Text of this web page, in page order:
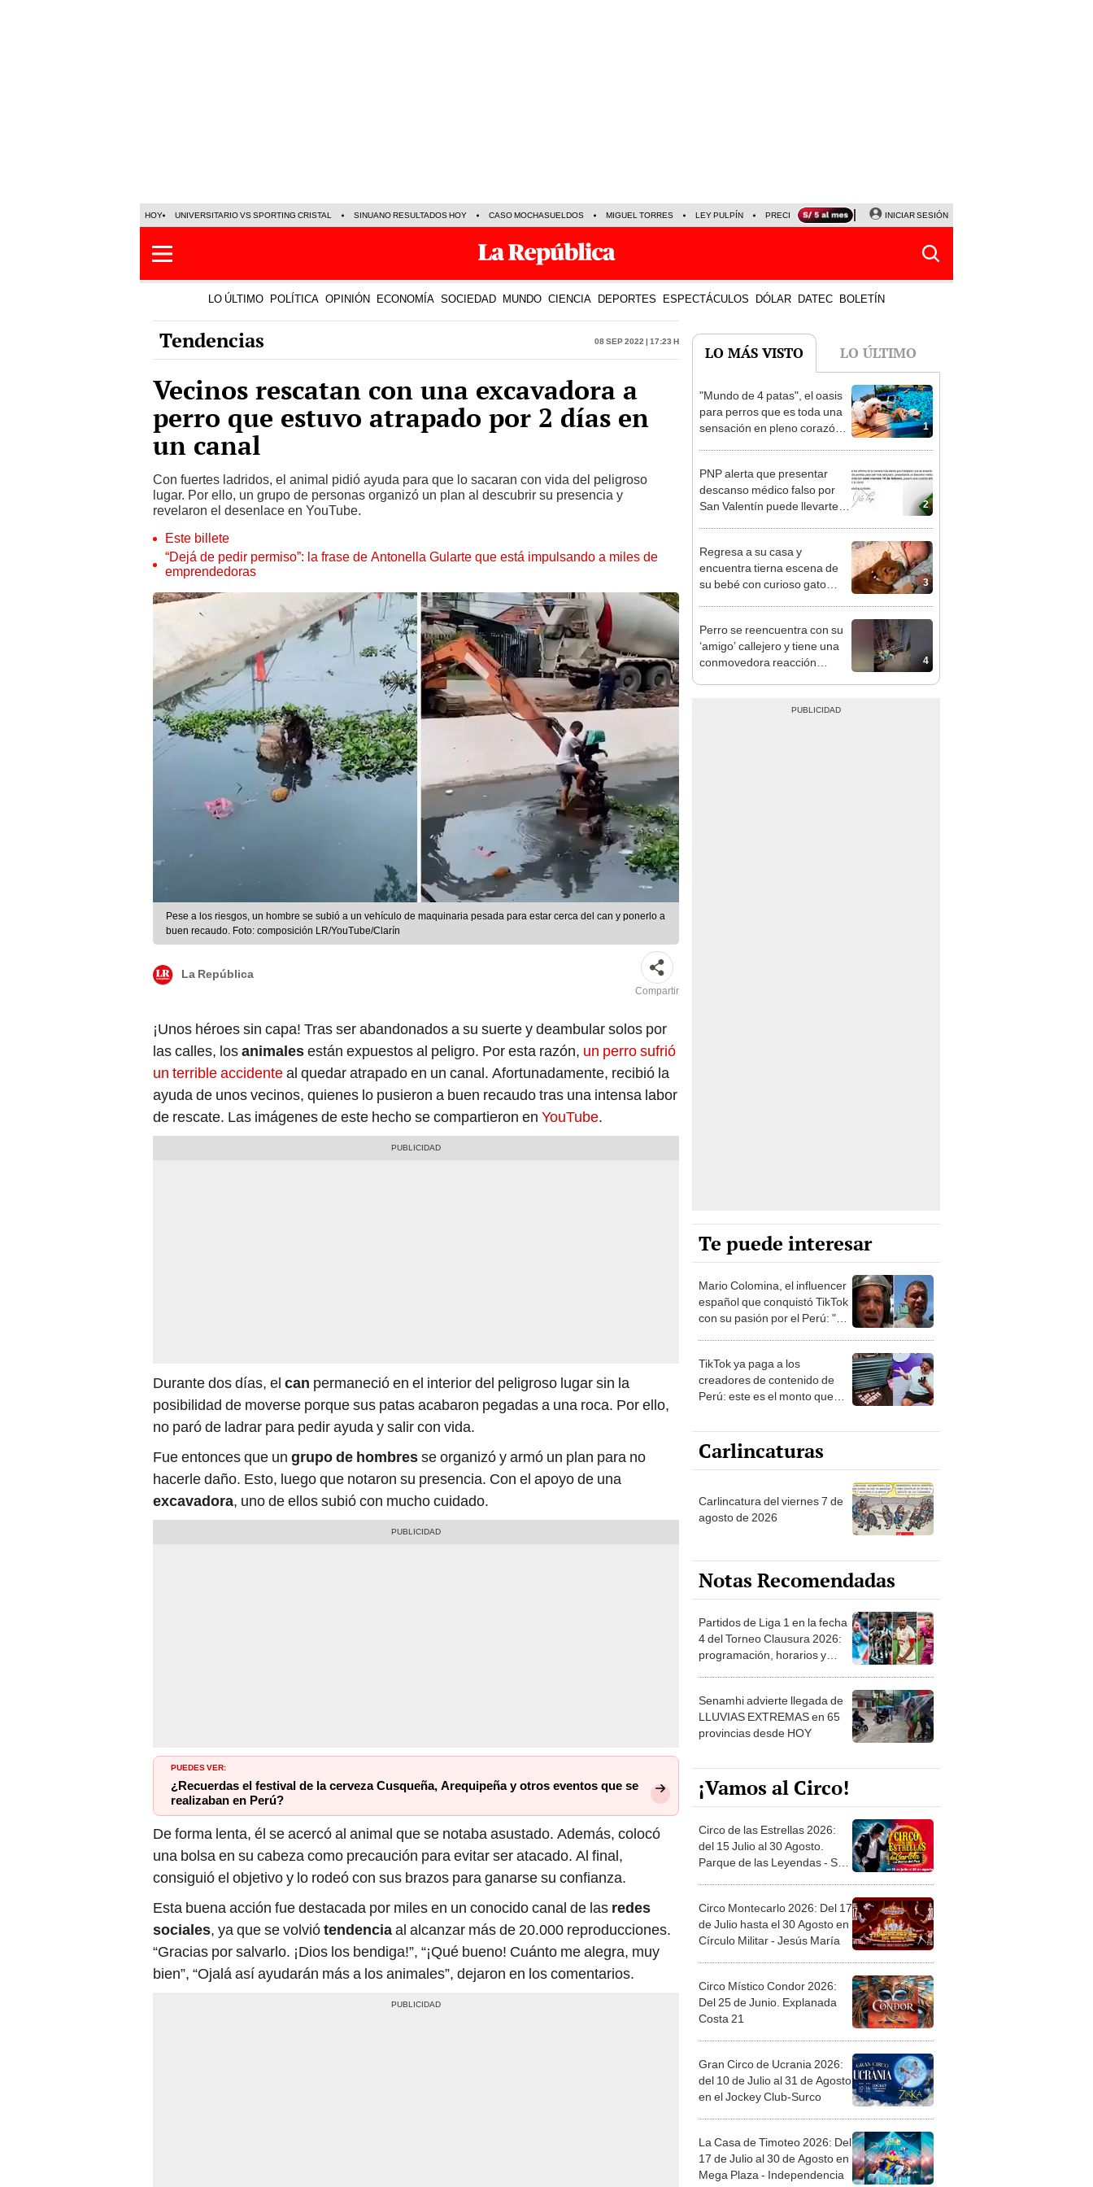
HOY UNIVERSITARIO VS SPORTING CRISTAL SINUANO RESULTADOS HOY CASO MOCHASUELDOS MIGUEL TORRES LEY PULPÍN PRECIO DEL DÓLAR CORTE DE LUZ VIERNES 7 DE AGOSTO
INICIAR SESIÓN
LO ÚLTIMO POLÍTICA OPINIÓN ECONOMÍA SOCIEDAD MUNDO CIENCIA DEPORTES ESPECTÁCULOS DÓLAR DATEC BOLETÍN
Tendencias 08 Sep 2022 | 17:23 h
Vecinos rescatan con una excavadora a
perro que estuvo atrapado por 2 días en
un canal
Con fuertes ladridos, el animal pidió ayuda para que lo sacaran con vida del peligroso
lugar. Por ello, un grupo de personas organizó un plan al descubrir su presencia y
revelaron el desenlace en YouTube.
Este billete
“Dejá de pedir permiso”: la frase de Antonella Gularte que está impulsando a miles de
emprendedoras
Pese a los riesgos, un hombre se subió a un vehículo de maquinaria pesada para estar cerca del can y ponerlo a
buen recaudo. Foto: composición LR/YouTube/Clarín
La República
Compartir
¡Unos héroes sin capa! Tras ser abandonados a su suerte y deambular solos por
las calles, losanimalesestán expuestos al peligro. Por esta razón, un perro sufrió
un terrible accidenteal quedar atrapado en un canal. Afortunadamente, recibió la
ayuda de unos vecinos, quienes lo pusieron a buen recaudo tras una intensa labor
de rescate. Las imágenes de este hecho se compartieron en YouTube.
Durante dos días, el can permaneció en el interior del peligroso lugar sin la
posibilidad de moverse porque sus patas acabaron pegadas a una roca. Por ello,
no paró de ladrar para pedir ayuda y salir con vida.
Fue entonces que un grupo de hombresse organizó y armó un plan para no
hacerle daño. Esto, luego que notaron su presencia. Con el apoyo de una
excavadora, uno de ellos subió con mucho cuidado.
PUEDES VER:
¿Recuerdas el festival de la cerveza Cusqueña, Arequipeña y otros eventos que se
realizaban en Perú?
De forma lenta, él se acercó al animal que se notaba asustado. Además, colocó
una bolsa en su cabeza como precaución para evitar ser atacado. Al final,
consiguió el objetivo y lo rodeó con sus brazos para ganarse su confianza.
Esta buena acción fue destacada por miles en un conocido canal de las redes
sociales, ya que se volviótendenciaal alcanzar más de 20.000 reproducciones.
“Gracias por salvarlo. ¡Dios los bendiga!”, “¡Qué bueno! Cuánto me alegra, muy
bien”, “Ojalá así ayudarán más a los animales”, dejaron en los comentarios.
LO MÁS VISTO LO ÚLTIMO
1
"Mundo de 4 patas", el oasis
para perros que es toda una
sensación en pleno corazón
2
PNP alerta que presentar
descanso médico falso por
San Valentín puede llevarte a
3
Regresa a su casa y
encuentra tierna escena de
su bebé con curioso gato
4
Perro se reencuentra con su
‘amigo’ callejero y tiene una
conmovedora reacción
Te puede interesar
Mario Colomina, el influencer
español que conquistó TikTok
con su pasión por el Perú: "Mi
TikTok ya paga a los
creadores de contenido de
Perú: este es el monto que
1.000 vistas
Carlincaturas
Carlincatura del viernes 7 de
agosto de 2026
Notas Recomendadas
Partidos de Liga 1 en la fecha
4 del Torneo Clausura 2026:
programación, horarios y
Senamhi advierte llegada de
LLUVIAS EXTREMAS en 65
provincias desde HOY
¡Vamos al Circo!
Circo de las Estrellas 2026:
del 15 Julio al 30 Agosto.
Parque de las Leyendas - San
Circo Montecarlo 2026: Del 17
de Julio hasta el 30 Agosto en
Círculo Militar - Jesús María
Circo Místico Condor 2026:
Del 25 de Junio. Explanada
Costa 21
Gran Circo de Ucrania 2026:
del 10 de Julio al 31 de Agosto
en el Jockey Club-Surco
La Casa de Timoteo 2026: Del
17 de Julio al 30 de Agosto en
Mega Plaza - Independencia